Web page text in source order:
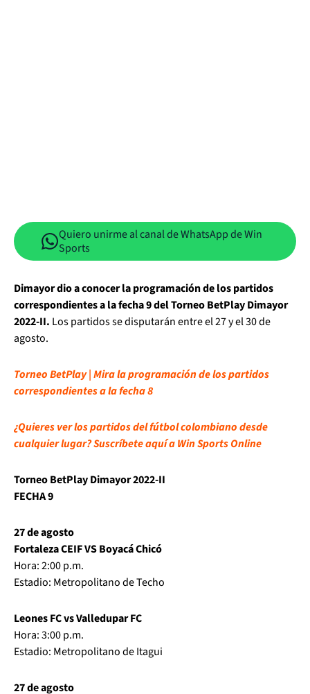
Quiero unirme al canal de WhatsApp de Win
Sports
Dimayor dio a conocer la programación de los partidos
correspondientes a la fecha 9 del Torneo BetPlay Dimayor
2022-II. Los partidos se disputarán entre el 27 y el 30 de
agosto.
Torneo BetPlay | Mira la programación de los partidos
correspondientes a la fecha 8
¿Quieres ver los partidos del fútbol colombiano desde
cualquier lugar? Suscríbete aquí a Win Sports Online
Torneo BetPlay Dimayor 2022-II
FECHA 9
27 de agosto
Fortaleza CEIF VS Boyacá Chicó
Hora: 2:00 p.m.
Estadio: Metropolitano de Techo
Leones FC vs Valledupar FC
Hora: 3:00 p.m.
Estadio: Metropolitano de Itagui
27 de agosto